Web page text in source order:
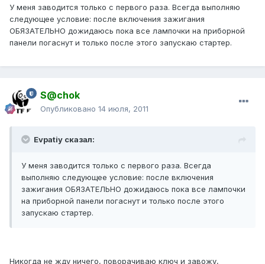
У меня заводится только с первого раза. Всегда выполняю
следующее условие: после включения зажигания
ОБЯЗАТЕЛЬНО дожидаюсь пока все лампочки на приборной
панели погаснут и только после этого запускаю стартер.
S@chok
Опубликовано 14 июля, 2011
Evpatiy сказал:
У меня заводится только с первого раза. Всегда
выполняю следующее условие: после включения
зажигания ОБЯЗАТЕЛЬНО дожидаюсь пока все лампочки
на приборной панели погаснут и только после этого
запускаю стартер.
Никогда не жду ничего, поворачиваю ключ и завожу,